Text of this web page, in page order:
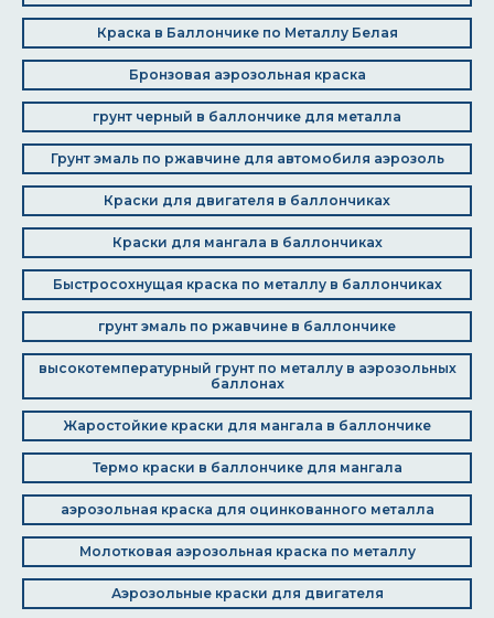
Краска в Баллончике по Металлу Белая
Бронзовая аэрозольная краска
грунт черный в баллончике для металла
Грунт эмаль по ржавчине для автомобиля аэрозоль
Краски для двигателя в баллончиках
Краски для мангала в баллончиках
Быстросохнущая краска по металлу в баллончиках
грунт эмаль по ржавчине в баллончике
высокотемпературный грунт по металлу в аэрозольных
баллонах
Жаростойкие краски для мангала в баллончике
Термо краски в баллончике для мангала
аэрозольная краска для оцинкованного металла
Молотковая аэрозольная краска по металлу
Аэрозольные краски для двигателя